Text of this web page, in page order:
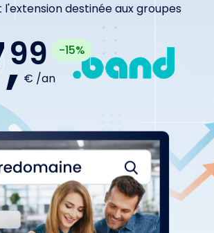
l'extension destinée aux groupes
99
€ /an
-15%